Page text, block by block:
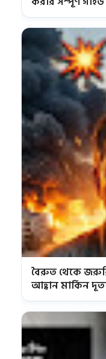
Circular 2026
বৈরুত থেকে
আহ্বান মার্কিন